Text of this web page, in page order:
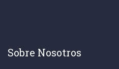
Sobre Nosotros